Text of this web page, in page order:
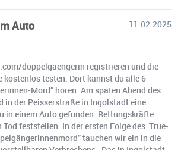
Auto
11.02.2025
doppelgaengerin registrieren und die
kostenlos testen. Dort kannst du alle 6
Mord” hören. Am späten Abend des
in der Peisserstraße in Ingolstadt eine
in einem Auto gefunden. Rettungskräfte
Tod feststellen. In der ersten Folge des True-
tauchen wir ein in die